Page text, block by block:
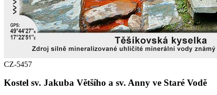
CZ-5457
Kostel sv. Jakuba Většího a sv. Anny ve Staré Vodě